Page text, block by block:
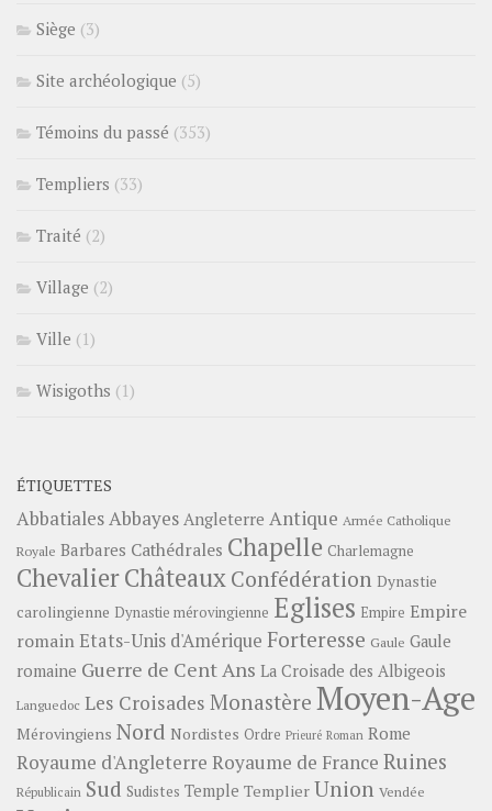
Siège (3)
Site archéologique (5)
Témoins du passé (353)
Templiers (33)
Traité (2)
Village (2)
Ville (1)
Wisigoths (1)
ÉTIQUETTES
AbbatialesAbbayes Angleterre Antique Armée Catholique
Royale Barbares Cathédrales Chapelle Charlemagne
ChevalierChâteauxConfédération Dynastie
carolingienne Dynastie mérovingienne Eglises Empire Empire
romainEtats-Unis d'Amérique Forteresse Gaule Gaule
romaine Guerre de Cent Ans La Croisade des Albigeois
Languedoc Les Croisades Monastère Moyen-Age
Mérovingiens Nord Nordistes Ordre Prieuré Roman Rome
Royaume d'Angleterre Royaume de France Ruines
Républicain Sud Sudistes Temple Templier Union Vendée